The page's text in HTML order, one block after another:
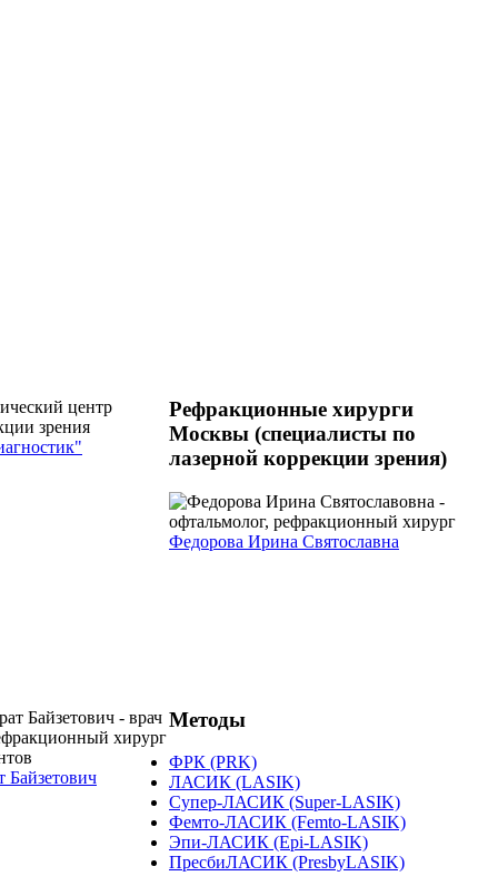
Рефракционные хирурги
Москвы (специалисты по
лазерной коррекции зрения)
Федорова Ирина Святославна
Методы
ФРК (PRK)
ЛАСИК (LASIK)
Супер-ЛАСИК (Super-LASIK)
Фемто-ЛАСИК (Femto-LASIK)
Эпи-ЛАСИК (Epi-LASIK)
ПресбиЛАСИК (PresbyLASIK)